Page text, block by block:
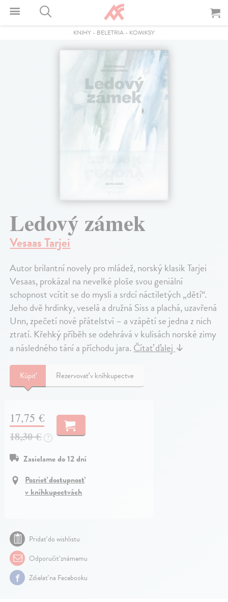
KNIHY - BELETRIA - KOMIKSY
Ledový zámek
Vesaas Tarjei
Autor brilantní novely pro mládež, norský klasik Tarjei
Vesaas, prokázal na nevelké ploše svou geniální
schopnost vcítit se do mysli a srdcí náctiletých „dětí“.
Jeho dvě hrdinky, veselá a družná Siss a plachá, uzavřená
Unn, zpečetí nové přátelství – a vzápětí se jedna z nich
ztratí. Křehký příběh se odehrává v kulisách norské zimy
a následného tání a příchodu jara.Čítať ďalej↓
Kúpiť Rezervovať v kníhkupectve
17,75 €
18,30 € ?
Zasielame do 12 dní
Pozrieť dostupnosť
v kníhkupectvách
Pridať do wishlistu
Odporučiť známemu
Zdielať na Facebooku